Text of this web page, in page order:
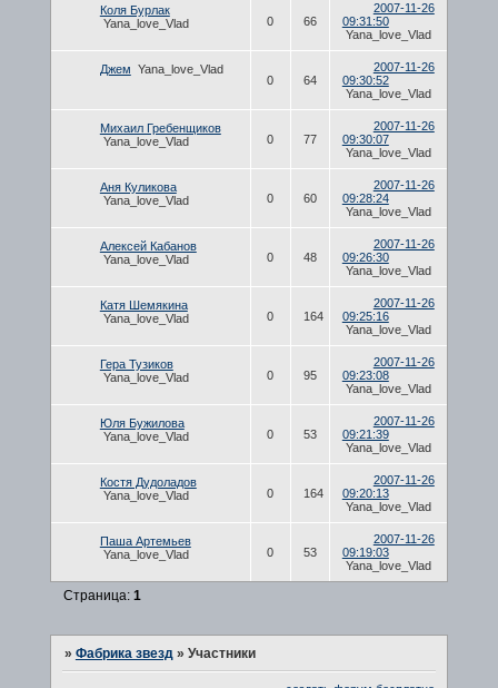
Коля Бурлак
Yana_love_Vlad
0 66
2007-11-26
09:31:50
Yana_love_Vlad
Джем Yana_love_Vlad
0
64
2007-11-26
09:30:52
Yana_love_Vlad
Михаил Гребенщиков
Yana_love_Vlad
0 77
2007-11-26
09:30:07
Yana_love_Vlad
Аня Куликова
Yana_love_Vlad
0 60
2007-11-26
09:28:24
Yana_love_Vlad
Алексей Кабанов
Yana_love_Vlad
0 48
2007-11-26
09:26:30
Yana_love_Vlad
Катя Шемякина
Yana_love_Vlad
0 164
2007-11-26
09:25:16
Yana_love_Vlad
Гера Тузиков
Yana_love_Vlad
0 95
2007-11-26
09:23:08
Yana_love_Vlad
Юля Бужилова
Yana_love_Vlad
0 53
2007-11-26
09:21:39
Yana_love_Vlad
Костя Дудоладов
Yana_love_Vlad
0 164
2007-11-26
09:20:13
Yana_love_Vlad
Паша Артемьев
Yana_love_Vlad
0 53
2007-11-26
09:19:03
Yana_love_Vlad
Страница: 1
» Фабрика звезд » Участники